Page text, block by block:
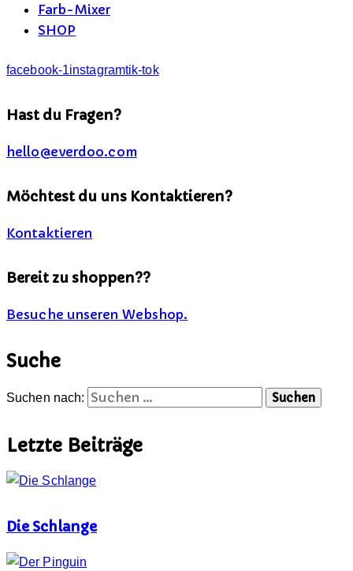
Farb-Mixer
SHOP
facebook-1instagramtik-tok
Hast du Fragen?
hello@everdoo.com
Möchtest du uns Kontaktieren?
Kontaktieren
Bereit zu shoppen??
Besuche unseren Webshop.
Suche
Suchen nach:
Letzte Beiträge
Die Schlange